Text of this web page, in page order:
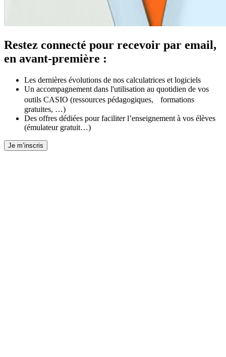
Restez connecté pour recevoir par email,
en avant-première :
Les dernières évolutions de nos calculatrices et logiciels
Un accompagnement dans l'utilisation au quotidien de vos
outils CASIO (ressources pédagogiques, formations
gratuites, …)
Des offres dédiées pour faciliter l’enseignement à vos élèves
(émulateur gratuit…)
Je m’inscris